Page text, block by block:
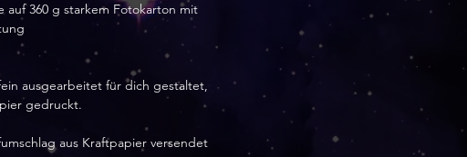
auf 360 g starkem Fotokarton mit
ausgearbeitet für dich gestaltet,
gedruckt.
aus Kraftpapier versendet